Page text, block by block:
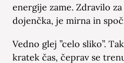
energije zame. Zdravilo
dojenčka, je mirna in
Vedno glej ”celo sliko”.
kratek čas, čeprav se